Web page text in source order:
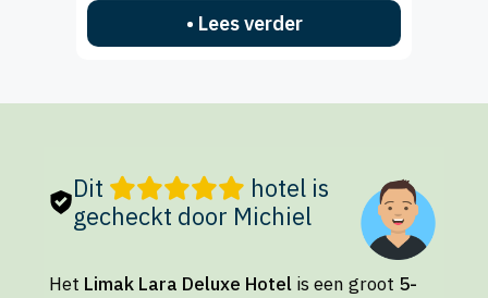
• Lees verder
Dit
hotel is
gecheckt door Michiel
Het Limak Lara Deluxe Hotel is een groot 5-